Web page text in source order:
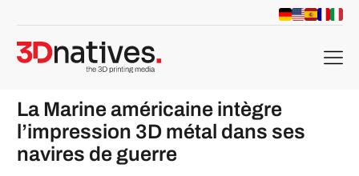
menu
La Marine américaine intègre
l’impression 3D métal dans ses
navires de guerre